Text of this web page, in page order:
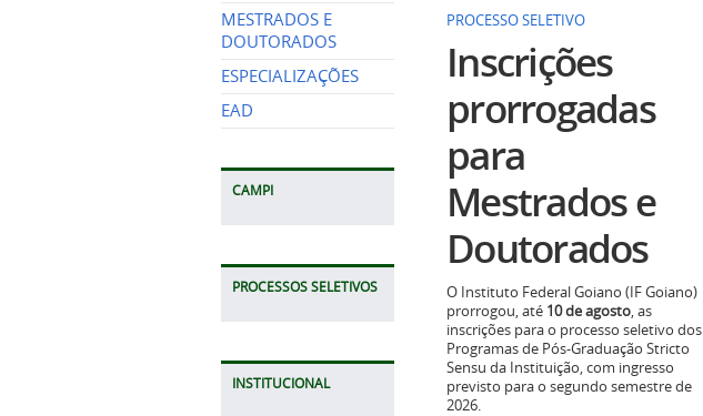
MESTRADOS E
DOUTORADOS
ESPECIALIZAÇÕES
EAD
CAMPI
PROCESSOS SELETIVOS
INSTITUCIONAL
PROCESSO SELETIVO
Inscrições
prorrogadas
para
Mestrados e
Doutorados
O Instituto Federal Goiano (IF Goiano)
prorrogou, até 10 de agosto, as
inscrições para o processo seletivo dos
Programas de Pós-Graduação Stricto
Sensu da Instituição, com ingresso
previsto para o segundo semestre de
2026.